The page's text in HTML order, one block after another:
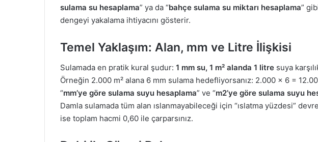
sulama su hesaplama” ya da “bahçe sulama su miktarı hesaplama”
dengeyi yakalama ihtiyacını gösterir.
Temel Yaklaşım: Alan, mm ve Litre İlişkisi
Sulamada en pratik kural şudur: 1 mm su, 1 m² alanda 1 litre suya
Örneğin 2.000 m² alana 6 mm sulama hedefliyorsanız: 2.000 × 6 =
“mm’ye göre sulama suyu hesaplama” ve “m2’ye göre sulama suyu
Damla sulamada tüm alan ıslanmayabileceği için “ıslatma yüzdesi”
ise toplam hacmi 0,60 ile çarparsınız.